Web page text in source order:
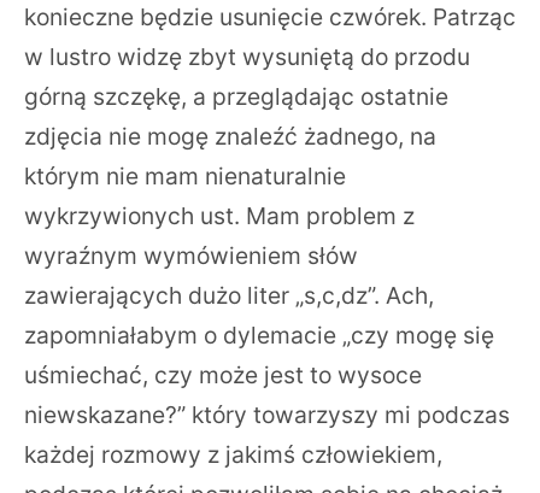
konieczne będzie usunięcie czwórek. Patrząc
w lustro widzę zbyt wysuniętą do przodu
górną szczękę, a przeglądając ostatnie
zdjęcia nie mogę znaleźć żadnego, na
którym nie mam nienaturalnie
wykrzywionych ust. Mam problem z
wyraźnym wymówieniem słów
zawierających dużo liter „s,c,dz”. Ach,
zapomniałabym o dylemacie „czy mogę się
uśmiechać, czy może jest to wysoce
niewskazane?” który towarzyszy mi podczas
każdej rozmowy z jakimś człowiekiem,